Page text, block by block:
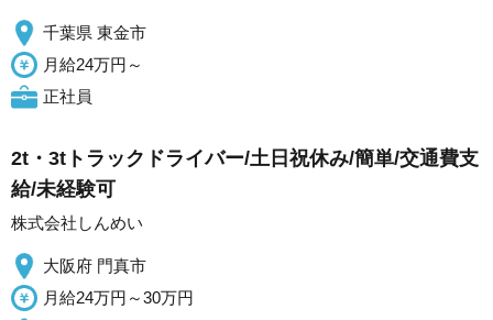
千葉県 東金市
月給24万円～
正社員
2t・3tトラックドライバー/土日祝休み/簡単/交通費支
給/未経験可
株式会社しんめい
大阪府 門真市
月給24万円～30万円